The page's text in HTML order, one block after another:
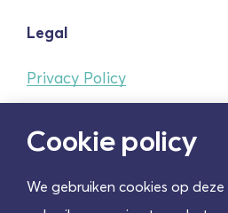
Cookie policy
We gebruiken cookies op
Legal
Privacy Policy
Cookie Policy
070-nummers